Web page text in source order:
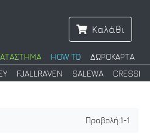
Καλάθι
HOW TO
ΔΩΡΟΚΑΡΤΑ
FJALLRAVEN SALEWA CRESSI
Προβολή:1-1